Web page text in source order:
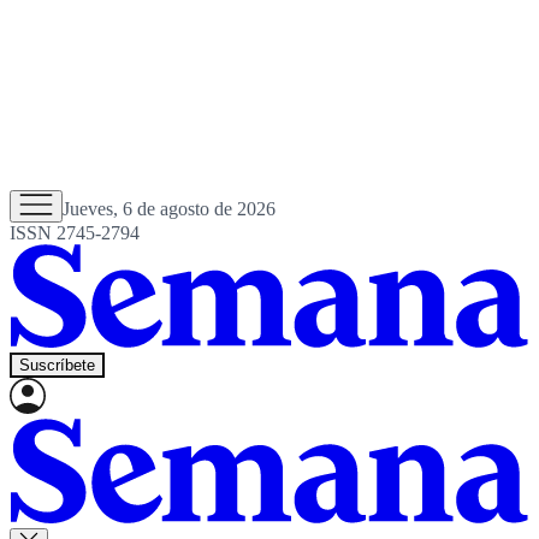
Jueves, 6 de agosto de 2026
ISSN 2745-2794
Suscríbete